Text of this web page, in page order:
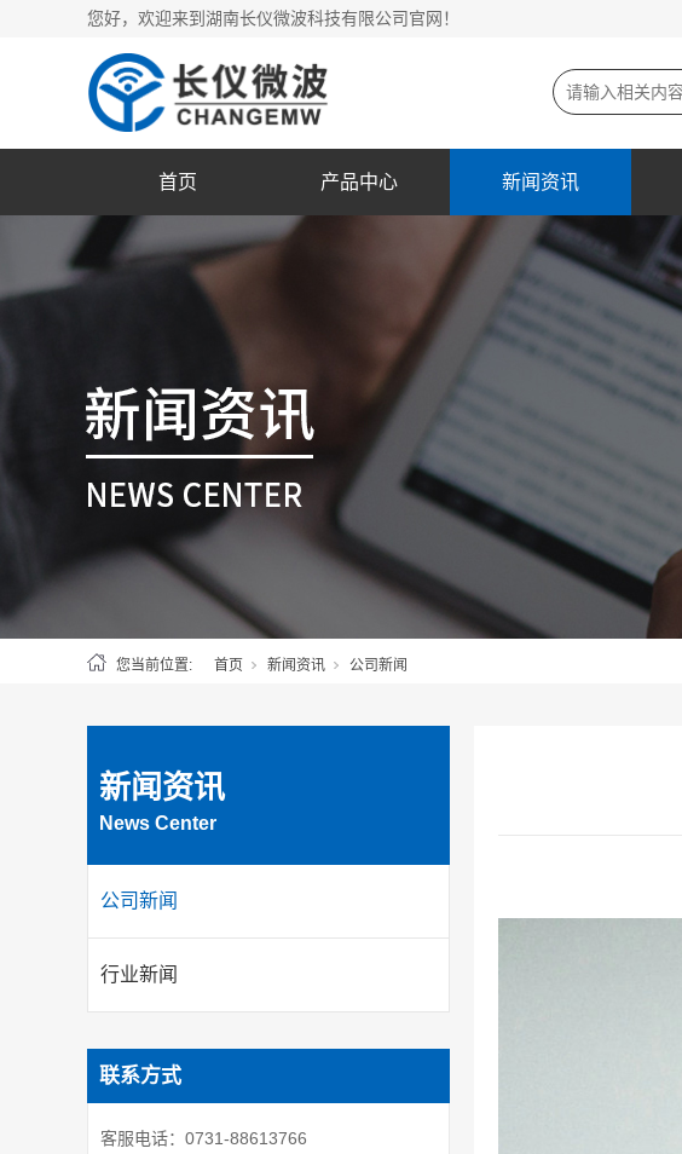
您好，欢迎来到湖南长仪微波科技有限公司官网！
首页 产品中心 新闻资讯
您当前位置: 首页 新闻资讯 公司新闻
新闻资讯
News Center
公司新闻
行业新闻
联系方式
客服电话：0731-88613766